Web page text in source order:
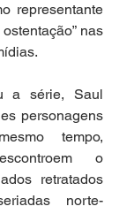
representante
nas
a série, Saul
personagens
tempo,
o
retratados
norte-